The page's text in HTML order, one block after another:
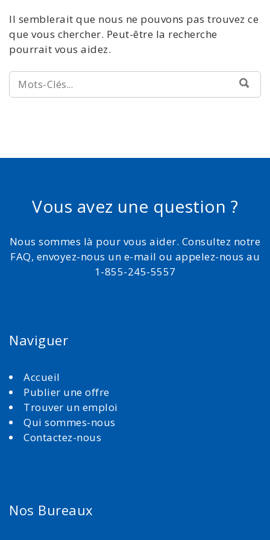
Il semblerait que nous ne pouvons pas trouvez ce
que vous chercher. Peut-être la recherche
pourrait vous aidez.
RECHERCHE:
Vous avez une question ?
Nous sommes là pour vous aider. Consultez notre
FAQ, envoyez-nous un e-mail ou appelez-nous au
1-855-245-5557
Naviguer
Accueil
Publier une offre
Trouver un emploi
Qui sommes-nous
Contactez-nous
Nos Bureaux